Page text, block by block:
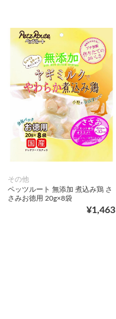
その他
ペッツルート 無添加 煮込み鶏 さ
さみお徳用 20g×8袋
¥1,463